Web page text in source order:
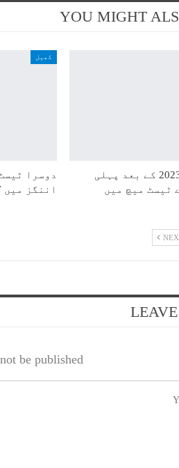
YOU MIGHT
پاکستان 2023 کے بعد پہلی
ٹیسٹ میچ میں
کھیل
دوسرا
اننگز میں 387 رنز بنا کر آؤٹ
be published.